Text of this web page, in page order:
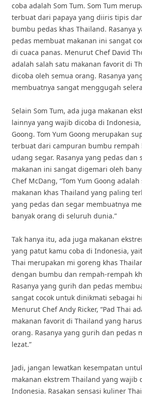
coba adalah Som Tum. Som Tum
terbuat dari papaya yang diiris tipis
bumbu pedas khas Thailand. Rasanya
pedas membuat makanan ini sangat
di cuaca panas. Menurut Chef David
adalah salah satu makanan favorit di
dicoba oleh semua orang. Rasanya
membuatnya sangat menggugah
Selain Som Tum, ada juga makanan
lainnya yang wajib dicoba di Indonesia,
Goong. Tom Yum Goong merupakan
terbuat dari campuran bumbu rempah
udang segar. Rasanya yang pedas dan
makanan ini sangat digemari oleh
Chef McDang, “Tom Yum Goong
makanan khas Thailand yang paling
yang pedas dan segar membuatnya
banyak orang di seluruh dunia.”
Tak hanya itu, ada juga makanan
yang patut kamu coba di Indonesia,
Thai merupakan mi goreng khas
dengan bumbu dan rempah-rempah
Rasanya yang gurih dan pedas
sangat cocok untuk dinikmati sebagai
Menurut Chef Andy Ricker, “Pad Thai
makanan favorit di Thailand yang
orang. Rasanya yang gurih dan pedas
lezat.”
Jadi, jangan lewatkan kesempatan
makanan ekstrem Thailand yang wajib
Indonesia. Rasakan sensasi kuliner